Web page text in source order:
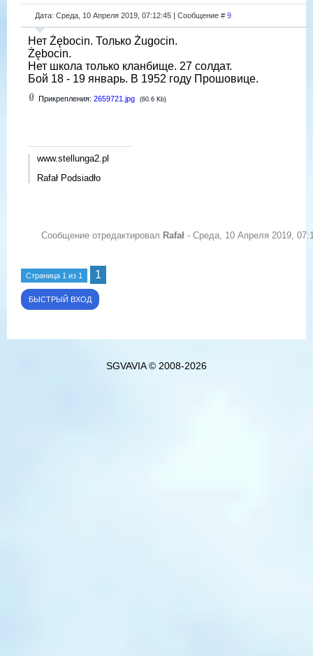
Дата: Среда, 10 Апреля 2019, 07:12:45 | Сообщение # 9
Нет Żębocin. Только Żugocin.
Żębocin.
Нет школа только кланбище. 27 солдат.
Бой 18 - 19 январь. В 1952 году Прошовице.
Прикрепления: 2659721.jpg (60.6 Kb)
www.stellunga2.pl
Rafał Podsiadło
Сообщение отредактировал Rafał - Среда, 10 Апреля 2019,
Страница 1 из 1 1
SGVAVIA © 2008-2026